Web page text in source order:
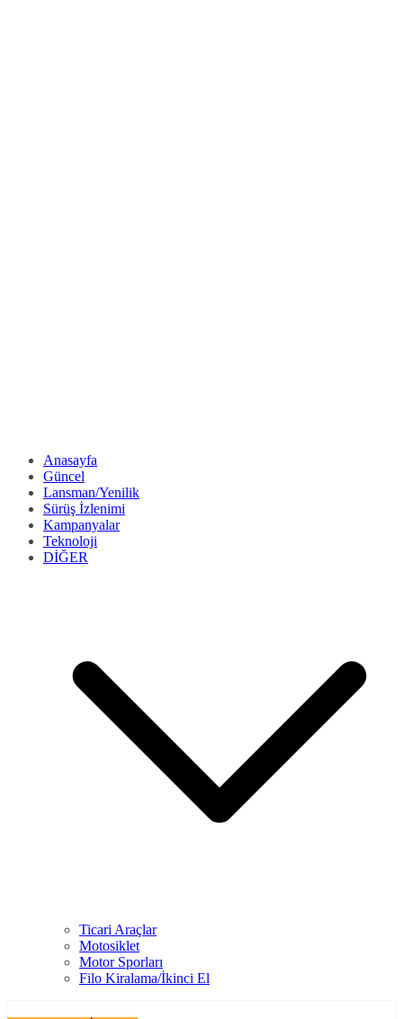
Anasayfa
Güncel
Lansman/Yenilik
Sürüş İzlenimi
Kampanyalar
Teknoloji
DİĞER
Ticari Araçlar
Motosiklet
Motor Sporları
Filo Kiralama/İkinci El